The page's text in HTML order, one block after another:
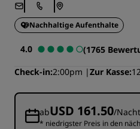
Nachhaltige Aufenthalte
4.0
(1765
Check-in 2:00pm Zur Kasse
abUSD 161.50/Nacht
* niedrigster Preis in den